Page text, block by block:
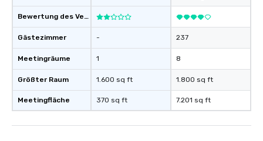
Bewertung des Veranstaltungsortes
Gästezimmer
Meetingräume
Größter Raum
Meetingfläche
-
1
1.600 sq ft
370 sq ft
237
8
1.800 sq ft
7.201 sq ft